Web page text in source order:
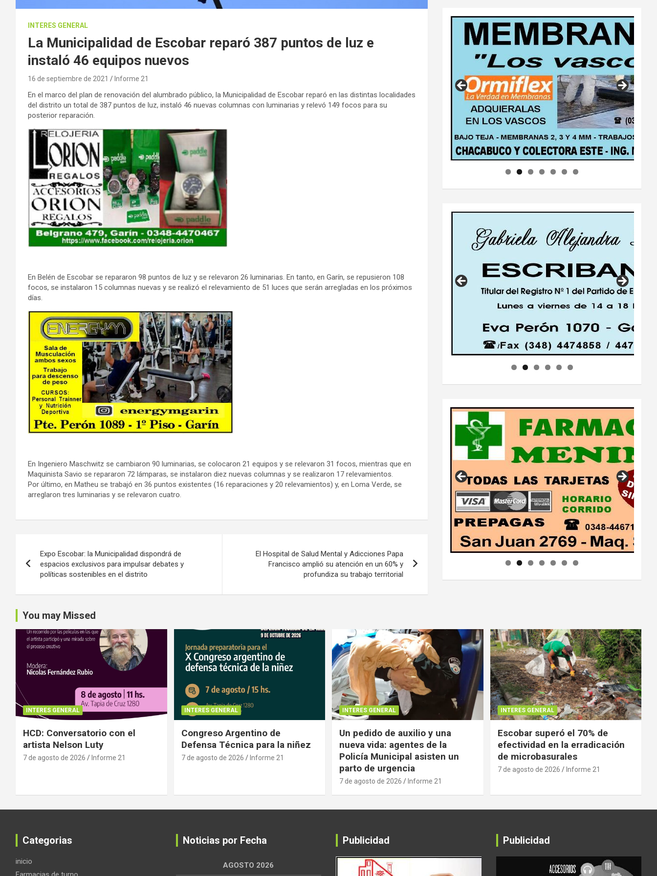
INTERES GENERAL
La Municipalidad de Escobar reparó 387 puntos de luz e
instaló 46 equipos nuevos
16 de septiembre de 2021 Informe 21
En el marco del plan de renovación del alumbrado público, la Municipalidad de Escobar reparó en las distintas localidades
del distrito un total de 387 puntos de luz, instaló 46 nuevas columnas con luminarias y relevó 149 focos para su
posterior reparación.
En Belén de Escobar se repararon 98 puntos de luz y se relevaron 26 luminarias. En tanto, en Garín, se repusieron 108
focos, se instalaron 15 columnas nuevas y se realizó el relevamiento de 51 luces que serán arregladas en los próximos
días.
En Ingeniero Maschwitz se cambiaron 90 luminarias, se colocaron 21 equipos y se relevaron 31 focos, mientras que en
Maquinista Savio se repararon 72 lámparas, se instalaron diez nuevas columnas y se realizaron 17 relevamientos.
Por último, en Matheu se trabajó en 36 puntos existentes (16 reparaciones y 20 relevamientos) y, en Loma Verde, se
arreglaron tres luminarias y se relevaron cuatro.
de
entradas
Expo Escobar: la Municipalidad dispondrá de
espacios exclusivos para impulsar debates y
políticas sostenibles en el distrito
El Hospital de Salud Mental y Adicciones Papa
Francisco amplió su atención en un 60% y
profundiza su trabajo territorial
You may Missed
INTERES GENERAL
HCD: Conversatorio con el
artista Nelson Luty
7 de agosto de 2026 Informe 21
INTERES GENERAL
Congreso Argentino de
Defensa Técnica para la niñez
7 de agosto de 2026 Informe 21
INTERES GENERAL
Un pedido de auxilio y una
nueva vida: agentes de la
Policía Municipal asisten un
parto de urgencia
7 de agosto de 2026 Informe 21
INTERES GENERAL
Escobar superó el 70% de
efectividad en la erradicación
de microbasurales
7 de agosto de 2026 Informe 21
Categorias
inicio
Noticias por Fecha
AGOSTO 2026
Publicidad Publicidad